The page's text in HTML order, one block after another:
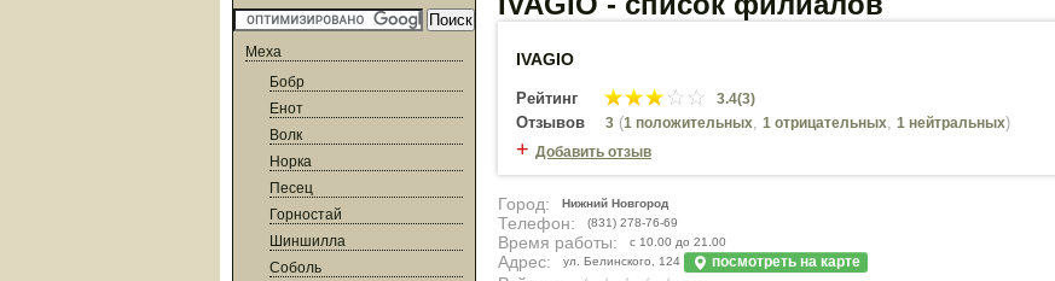
Меха
Бобр
Енот
Волк
Норка
Песец
Горностай
Шиншилла
Соболь
IVAGIO
Рейтинг 3.4(3)
Отзывов 3 (1 положительных, 1 отрицательных, 1 нейтральных)
+ Добавить отзыв
Город: Нижний Новгород
Телефон: (831) 278-76-69
Время работы: с 10.00 до 21.00
Адрес: ул. Белинского, 124 посмотреть на карте